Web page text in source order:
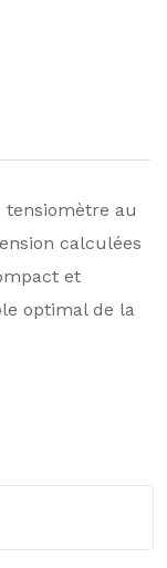
au
calculées
et
optimal de la